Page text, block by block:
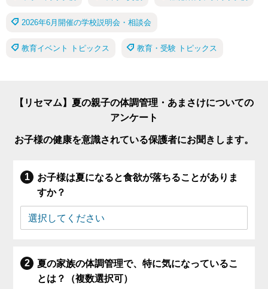
2026年6月開催の学校説明会・相談会
教育イベント トピックス 教育・受験 トピックス
【リセマム】夏の親子の体調管理・あまさけについての
アンケート
お子様の健康を意識されている保護者にお聞きします。
お子様は夏になると食欲が落ちることがありま
すか？
夏の家族の体調管理で、特に気になっているこ
とは？（複数選択可）